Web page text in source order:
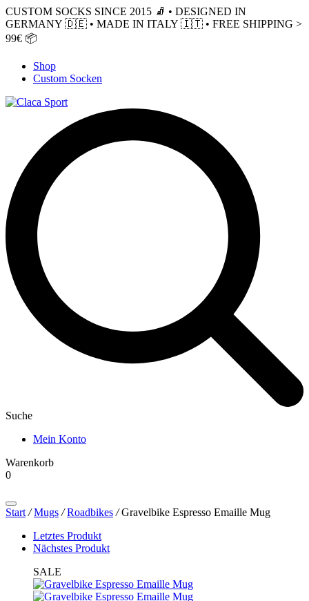
CUSTOM SOCKS SINCE 2015 🧦 • DESIGNED IN
GERMANY 🇩🇪 • MADE IN ITALY 🇮🇹 • FREE SHIPPING >
99€ 📦
Shop
Custom Socken
Suche
Mein Konto
Warenkorb
0
search
Start / Mugs / Roadbikes /Gravelbike Espresso Emaille Mug
Letztes Produkt
Nächstes Produkt
SALE